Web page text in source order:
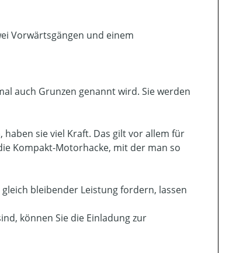
Vorwärtsgängen und einem
auch Grunzen genannt wird. Sie werden
sie viel Kraft. Das gilt vor allem für
Kompakt-Motorhacke, mit der man so
bleibender Leistung fordern, lassen
können Sie die Einladung zur